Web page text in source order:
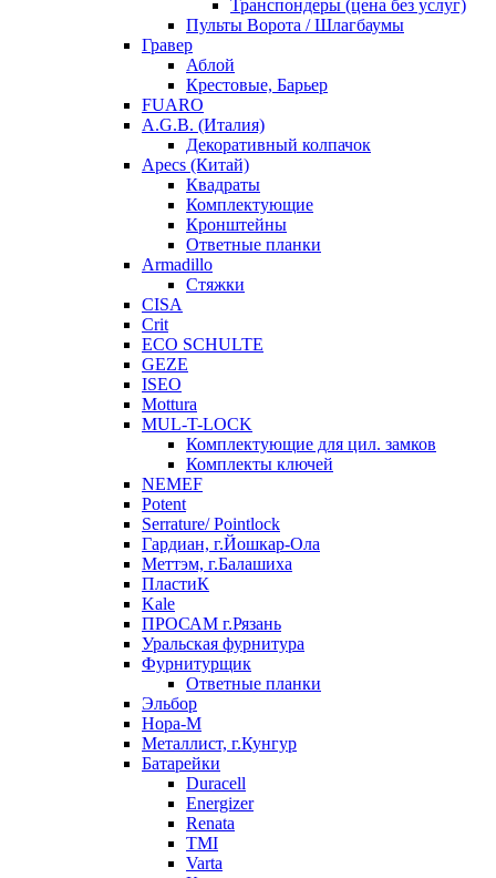
Транспондеры (цена без услуг)
Пульты Ворота / Шлагбаумы
Гравер
Аблой
Крестовые, Барьер
FUARO
A.G.B. (Италия)
Декоративный колпачок
Apecs (Китай)
Квадраты
Комплектующие
Кронштейны
Ответные планки
Armadillo
Стяжки
CISA
Crit
ECO SCHULTE
GEZE
ISEO
Mottura
MUL-T-LOCK
Комплектующие для цил. замков
Комплекты ключей
NEMEF
Potent
Serrature/ Pointlock
Гардиан, г.Йошкар-Ола
Меттэм, г.Балашиха
ПластиК
Kale
ПРОСАМ г.Рязань
Уральская фурнитура
Фурнитурщик
Ответные планки
Эльбор
Нора-М
Металлист, г.Кунгур
Батарейки
Duracell
Energizer
Renata
TMI
Varta